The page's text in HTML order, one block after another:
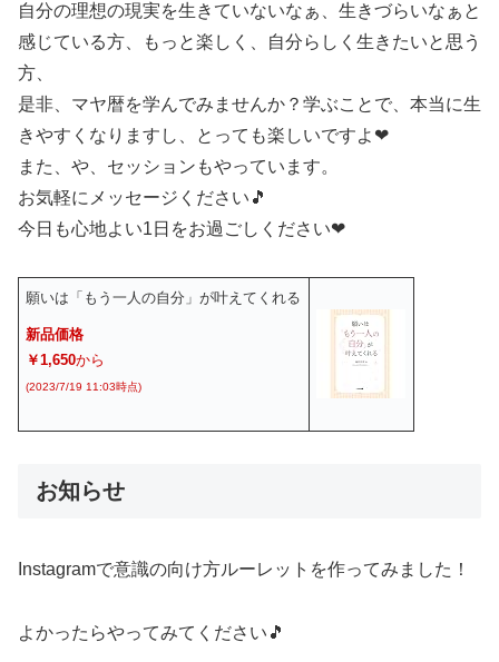
自分の理想の現実を生きていないなぁ、生きづらいなぁと
感じている方、もっと楽しく、自分らしく生きたいと思う
方、
是非、マヤ暦を学んでみませんか？学ぶことで、本当に生
きやすくなりますし、とっても楽しいですよ❤
また、や、セッションもやっています。
お気軽にメッセージください🎵
今日も心地よい1日をお過ごしください❤
願いは「もう一人の自分」が叶えてくれる
新品価格
￥1,650から
(2023/7/19 11:03時点)
お知らせ
Instagramで意識の向け方ルーレットを作ってみました！
よかったらやってみてください🎵